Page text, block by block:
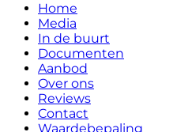
Home
Media
In de buurt
Documenten
Aanbod
Over ons
Reviews
Contact
Waardebepaling